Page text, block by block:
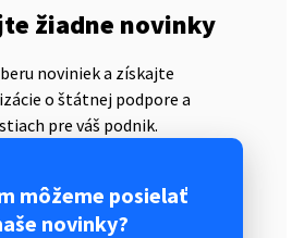
žiadne novinky
noviniek a získajte
o štátnej podpore a
pre váš podnik.
môžeme posielať
novinky?